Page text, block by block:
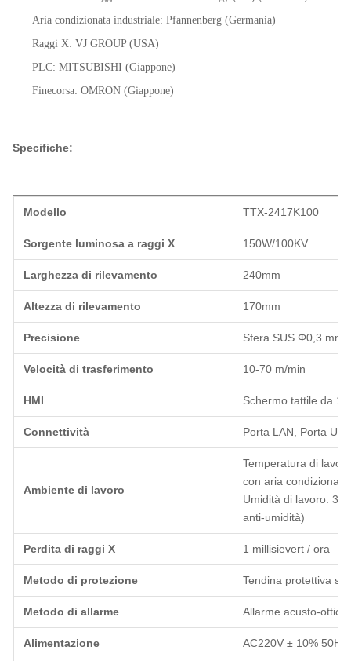
Aria condizionata industriale: Pfannenberg (Germania)
Raggi X: VJ GROUP (USA)
PLC: MITSUBISHI (Giappone)
Finecorsa: OMRON (Giappone)
Specifiche:
Modello TTX-2417K100
Sorgente luminosa a raggi X 150W/100KV
Larghezza di rilevamento 240mm
Altezza di rilevamento 170mm
Precisione Sfera SUS Φ0,3
Velocità di trasferimento 10-70 m/min
HMI Schermo tattile da
Connettività Porta LAN, Porta USB
Ambiente di lavoro
Temperatura di
con aria
Umidità di lavoro:
anti-umidità)
Perdita di raggi X 1 millisievert / ora
Metodo di protezione Tendina protettiva
Metodo di allarme Allarme acusto-ottico
Alimentazione AC220V ± 10% 50Hz